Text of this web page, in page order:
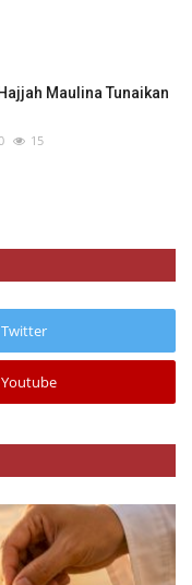
Maulina Tunaikan
15
Twitter
Youtube